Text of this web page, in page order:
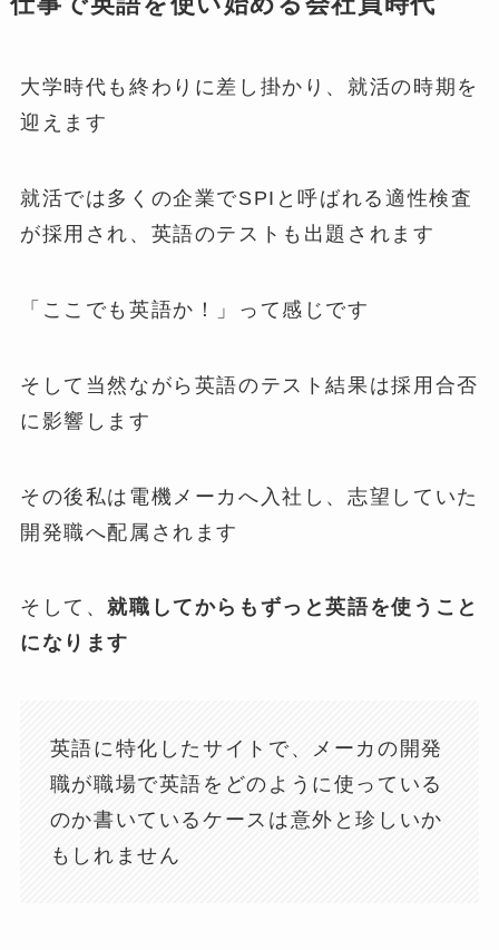
大学時代も終わりに差し掛かり、就活の時期を
迎えます
就活では多くの企業でSPIと呼ばれる適性検査
が採用され、英語のテストも出題されます
「ここでも英語か！」って感じです
そして当然ながら英語のテスト結果は採用合否
に影響します
その後私は電機メーカへ入社し、志望していた
開発職へ配属されます
そして、就職してからもずっと英語を使うこと
になります
英語に特化したサイトで、メーカの開発
職が職場で英語をどのように使っている
のか書いているケースは意外と珍しいか
もしれません